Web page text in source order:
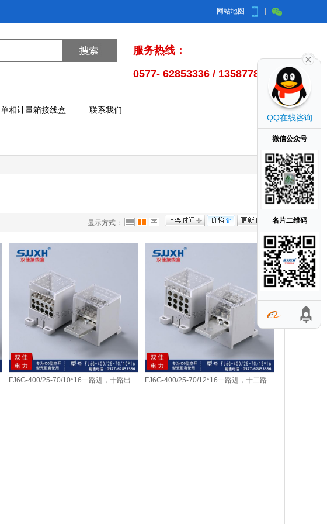
网站地图
服务热线：
0577- 62853336 / 13587785998
单相计量箱接线盒 联系我们
显示方式：
FJ6G-400/25-70/10*16一路进，十路出
FJ6G-400/25-70/12*16一路进，十二路
QQ在线咨询
微信公众号
名片二维码